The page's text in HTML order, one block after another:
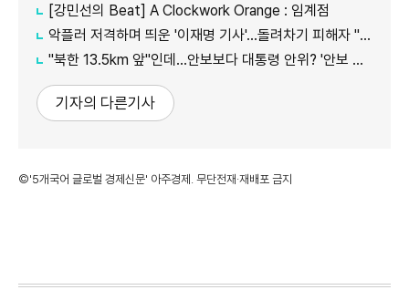
[강민선의 Beat] A Clockwork Orange : 임계점
악플러 저격하며 띄운 '이재명 기사'...돌려차기 피해자 "누가 안 읽었나 보라"
"북한 13.5km 앞"인데...안보보다 대통령 안위? '안보 박살' 근황 총정리
기자의 다른기사
©'5개국어 글로벌 경제신문' 아주경제. 무단전재·재배포 금지